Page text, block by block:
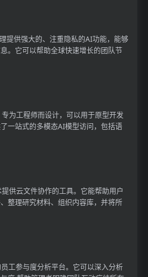
提供强大的、注重隐私的AI功能，能够
。它可以帮助全球快速增长的团队节
为工程师而设计，可以用于原型开发
一站式的多模态AI模型访问，包括语
供云文件协作的工具。它能帮助用户
整理研究材料、组织内容库，并将所
工参与度分析平台。它可以深入分析